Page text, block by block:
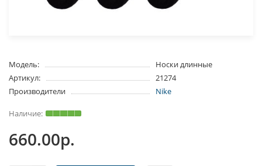
Модель:
Носки длинные
Артикул:
21274
Производители
Nike
660.00р.